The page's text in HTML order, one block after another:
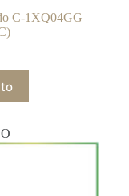
C-1XQ04GG